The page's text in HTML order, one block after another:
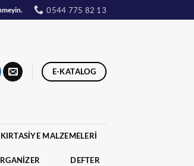
0544 775 82 13
E-KATALOG
KIRTASİYE MALZEMELERİ
DEFTER